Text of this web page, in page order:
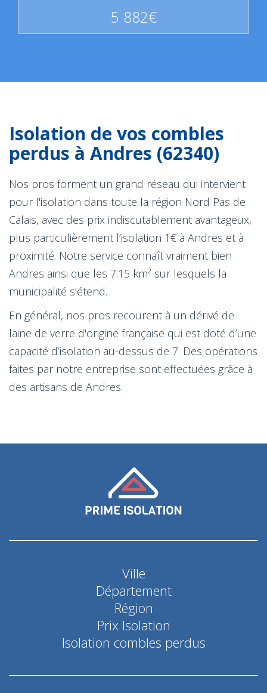
5 882€
Isolation de vos combles
perdus à Andres (62340)
Nos pros forment un grand réseau qui intervient
pour l'isolation dans toute la région Nord Pas de
Calais, avec des prix indiscutablement avantageux,
plus particulièrement l’isolation 1€ à Andres et à
proximité. Notre service connaît vraiment bien
Andres ainsi que les 7.15 km² sur lesquels la
municipalité s’étend.
En général, nos pros recourent à un dérivé de
laine de verre d'origine française qui est doté d’une
capacité d’isolation au-dessus de 7. Des opérations
faites par notre entreprise sont effectuées grâce à
des artisans de Andres.
Ville
Département
Région
Prix Isolation
Isolation combles perdus